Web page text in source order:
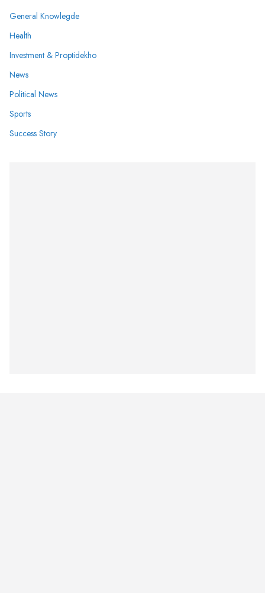
General Knowlegde
Health
Investment & Proptidekho
News
Political News
Sports
Success Story